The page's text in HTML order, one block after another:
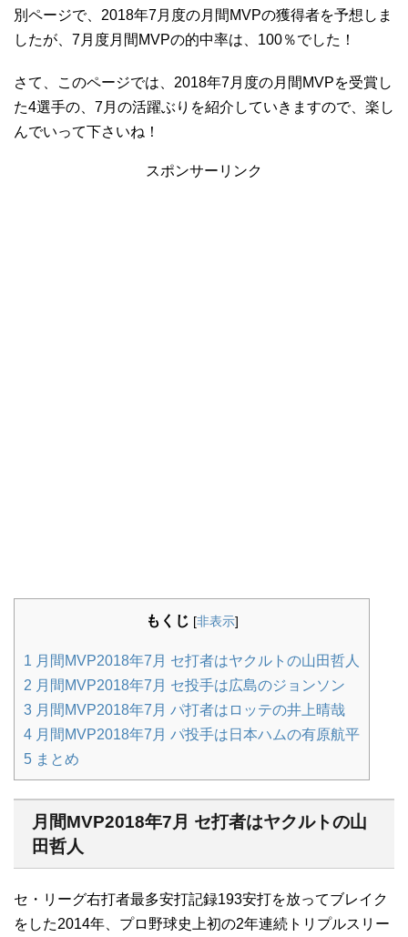
別ページで、2018年7月度の月間MVPの獲得者を予想しま
したが、7月度月間MVPの的中率は、100％でした！
さて、このページでは、2018年7月度の月間MVPを受賞し
た4選手の、7月の活躍ぶりを紹介していきますので、楽し
んでいって下さいね！
スポンサーリンク
もくじ [非表示]
1 月間MVP2018年7月 セ打者はヤクルトの山田哲人
2 月間MVP2018年7月 セ投手は広島のジョンソン
3 月間MVP2018年7月 パ打者はロッテの井上晴哉
4 月間MVP2018年7月 パ投手は日本ハムの有原航平
5 まとめ
月間MVP2018年7月 セ打者はヤクルトの山
田哲人
セ・リーグ右打者最多安打記録193安打を放ってブレイク
をした2014年、プロ野球史上初の2年連続トリプルスリー